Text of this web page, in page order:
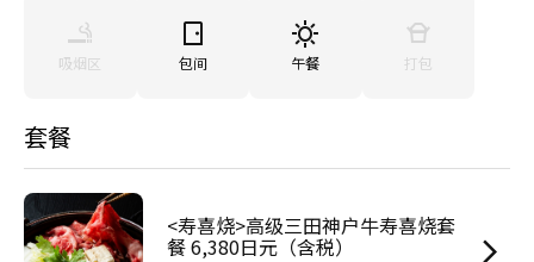
吸烟区 包间 午餐 打包
套餐
<寿喜烧>高级三田神户牛寿喜烧套
餐 6,380日元（含税）